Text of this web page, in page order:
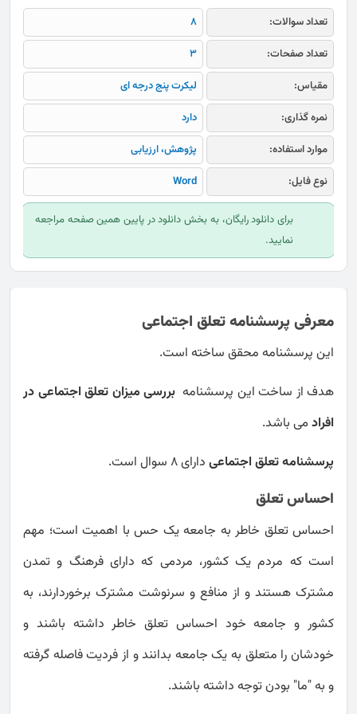
تعداد سوالات:
8
تعداد صفحات:
3
مقیاس:
لیکرت پنج درجه ای
نمره گذاری:
دارد
موارد استفاده:
پژوهش، ارزیابی
نوع فایل:
Word
برای دانلود رایگان، به بخش دانلود در پایین همین صفحه مراجعه
نمایید.
معرفی پرسشنامه تعلق اجتماعی
این پرسشنامه محقق ساخته است.
هدف از ساخت این پرسشنامه بررسی میزان تعلق اجتماعی در
افرادمی باشد.
پرسشنامه تعلق اجتماعیدارای 8 سوال است.
احساس تعلق
احساس تعلق خاطر به جامعه یک حس با اهمیت است؛ مهم
است که مردم یک کشور، مردمی که دارای فرهنگ و تمدن
مشترک هستند و از منافع و سرنوشت مشترک برخوردارند، به
کشور و جامعه خود احساس تعلق خاطر داشته باشند و
خودشان را متعلق به یک جامعه بدانند و از فردیت فاصله گرفته
و به "ما" بودن توجه داشته باشند.